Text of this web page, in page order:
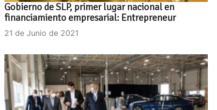
Gobierno de SLP, primer lugar nacional en
financiamiento empresarial: Entrepreneur
21 de Junio de 2021